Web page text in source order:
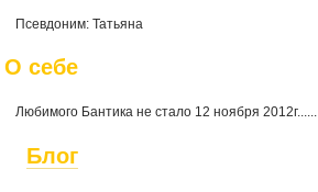
Псевдоним: Татьяна
О себе
Любимого Бантика не стало 12 ноября 2012г......
Блог